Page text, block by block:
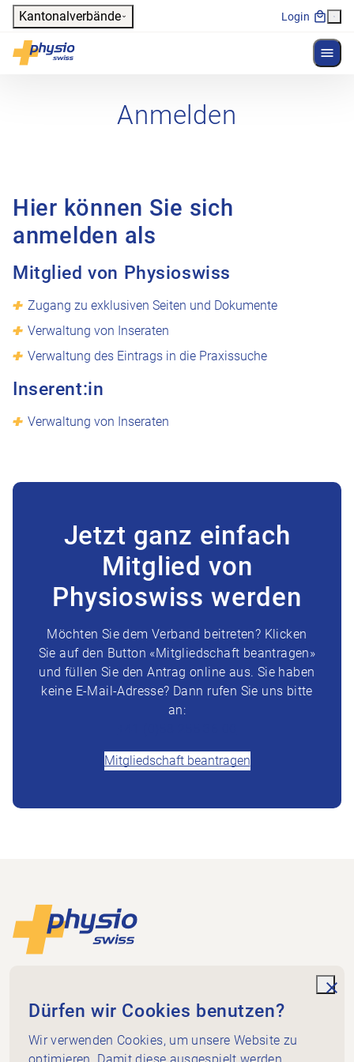
Header
Kantonalverbände Login
Physioswiss
Hauptnavigation
Anmelden
Hier können Sie sich
anmelden als
Mitglied von Physioswiss
Zugang zu exklusiven Seiten und Dokumente
Verwaltung von Inseraten
Verwaltung des Eintrags in die Praxissuche
Inserent:in
Verwaltung von Inseraten
Jetzt ganz einfach
Mitglied von
Physioswiss werden
Möchten Sie dem Verband beitreten? Klicken
Sie auf den Button «Mitgliedschaft beantragen»
und füllen Sie den Antrag online aus. Sie haben
keine E-Mail-Adresse? Dann rufen Sie uns bitte
an:
Mitgliedschaft beantragen
Footer
Dammweg 3
3013 Bern
+41 58 255 36 00
info@physioswiss.ch
Dürfen wir Cookies benutzen?
Wir verwenden Cookies, um unsere Website zu